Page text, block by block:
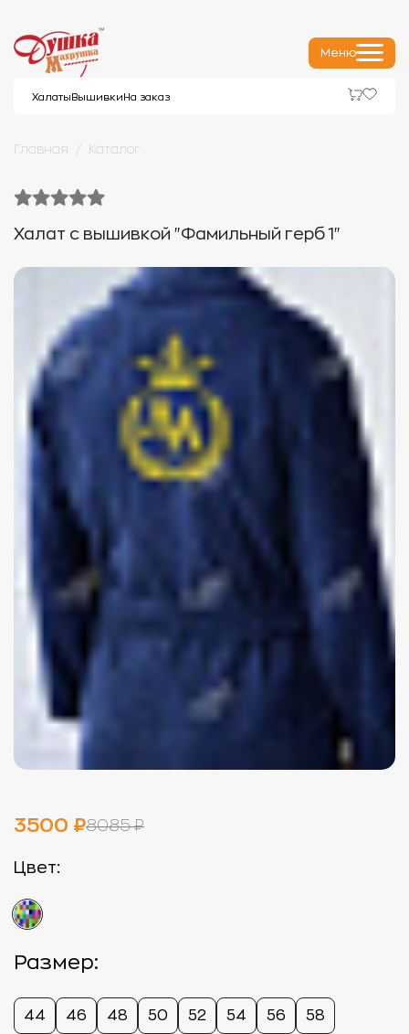
Меню
Халаты Вышивки На заказ
Главная Каталог
Халат с вышивкой "Фамильный герб 1"
3500 ₽8085 ₽
Цвет:
Размер:
44 46 48 50 52 54 56 58